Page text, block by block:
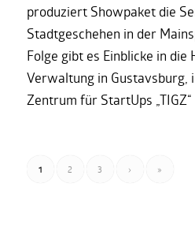
produziert Showpaket die
Stadtgeschehen in der
Folge gibt es Einblicke in die
Verwaltung in Gustavsburg,
Zentrum für StartUps
1 2 3 › »